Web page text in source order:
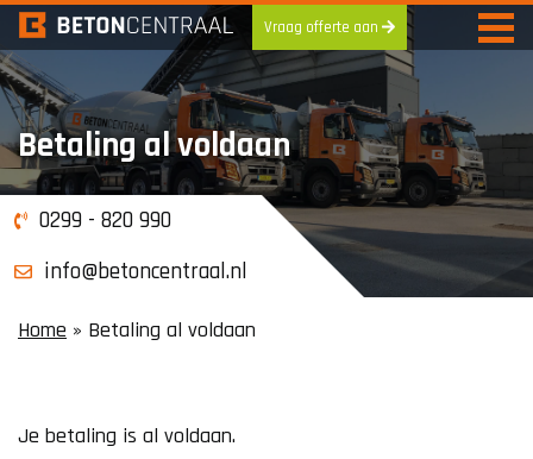
Vraag offerte aan
Skip
to
content
Betaling al voldaan
0299 - 820 990
info@betoncentraal.nl
Home » Betaling al voldaan
Je betaling is al voldaan.